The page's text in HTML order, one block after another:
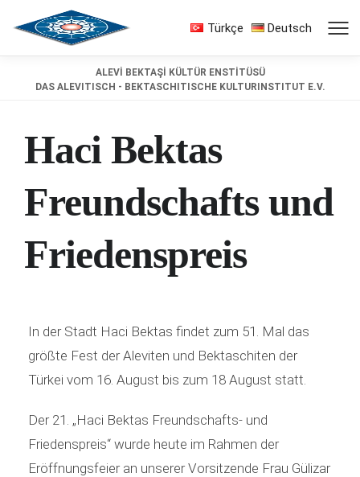
Türkçe Deutsch
ALEVİ BEKTAŞİ KÜLTÜR ENSTİTÜSÜ
DAS ALEVITISCH - BEKTASCHITISCHE KULTURINSTITUT E.V.
Haci Bektas
Freundschafts und
Friedenspreis
In der Stadt Haci Bektas findet zum 51. Mal das
größte Fest der Aleviten und Bektaschiten der
Türkei vom 16. August bis zum 18 August statt.
Der 21. „Haci Bektas Freundschafts- und
Friedenspreis“ wurde heute im Rahmen der
Eröffnungsfeier an unserer Vorsitzende Frau Gülizar